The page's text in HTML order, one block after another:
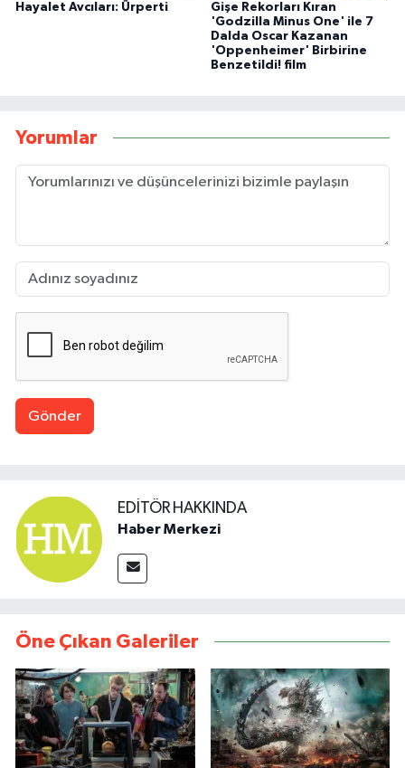
Hayalet Avcıları: Ürperti
Gişe Rekorları Kıran
'Godzilla Minus One' ile 7
Dalda Oscar Kazanan
'Oppenheimer' Birbirine
Benzetildi! film
Yorumlar
Gönder
EDITÖR HAKKINDA
Haber Merkezi
Öne Çıkan Galeriler